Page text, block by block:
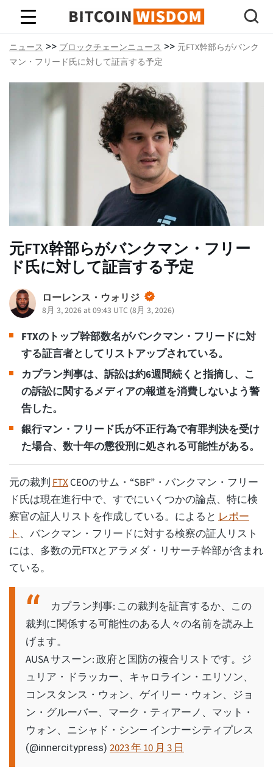
ビットコインの知恵
ニュース >> ブロックチェーンニュース >> 元FTX幹部らがバンク
マン・フリード氏に対して証言する予定
元FTX幹部らがバンクマン・フリー
ド氏に対して証言する予定
ローレンス・ウォリジ
8月 3, 2026 at 09:43 UTC (8月 3, 2026)
FTXのトップ幹部数名がバンクマン・フリードに対
する証言者としてリストアップされている。
カプラン判事は、訴訟は約6週間続くと指摘し、こ
の訴訟に関するメディアの報道を消費しないよう警
告した。
銀行マン・フリード氏が不正行為で有罪判決を受け
た場合、数十年の懲役刑に処される可能性がある。
元の裁判FTXCEOのサム・“SBF”・バンクマン・フリー
ド氏は現在進行中で、すでにいくつかの論点、特に検
察官の証人リストを作成している。によると レポー
ト、バンクマン・フリードに対する検察の証人リスト
には、多数の元FTXとアラメダ・リサーチ幹部が含まれ
ている。
カプラン判事: この裁判を証言するか、この
裁判に関係する可能性のある人々の名前を読み上
げます。
AUSA サスーン: 政府と国防の複合リストです。ジ
ュリア・ドラッカー、キャロライン・エリソン、
コンスタンス・ウォン、ゲイリー・ウォン、ジョ
ン・グルーバー、マーク・ティアーノ、マット・
ウォン、ニシャド・シン— インナーシティプレス
(@innercitypress) 2023 年 10 月 3 日